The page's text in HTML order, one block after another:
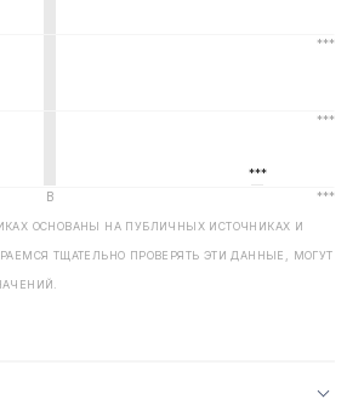
ОСНОВАНЫ НА ПУБЛИЧНЫХ ИСТОЧНИКАХ И
ТЩАТЕЛЬНО ПРОВЕРЯТЬ ЭТИ ДАННЫЕ, МОГУТ